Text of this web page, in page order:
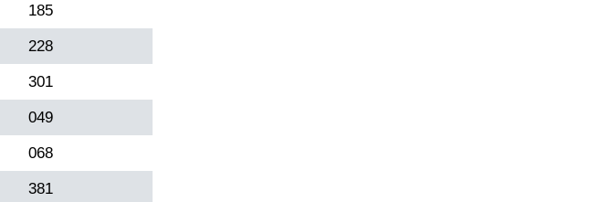
185
228
301
049
068
381